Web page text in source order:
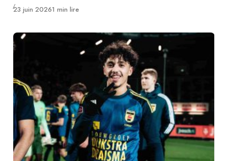
Publié
23 juin 20261 min lire